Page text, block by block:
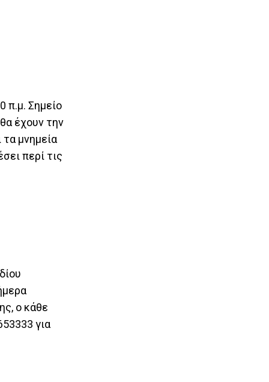
π.μ. Σημείο
έχουν την
μνημεία
περί τις
ο κάθε
για